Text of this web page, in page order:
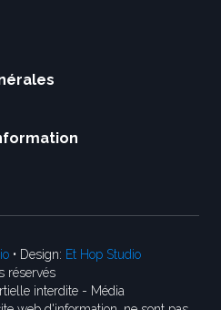
• Design: Et Hop Studio
réservés
interdite - Média